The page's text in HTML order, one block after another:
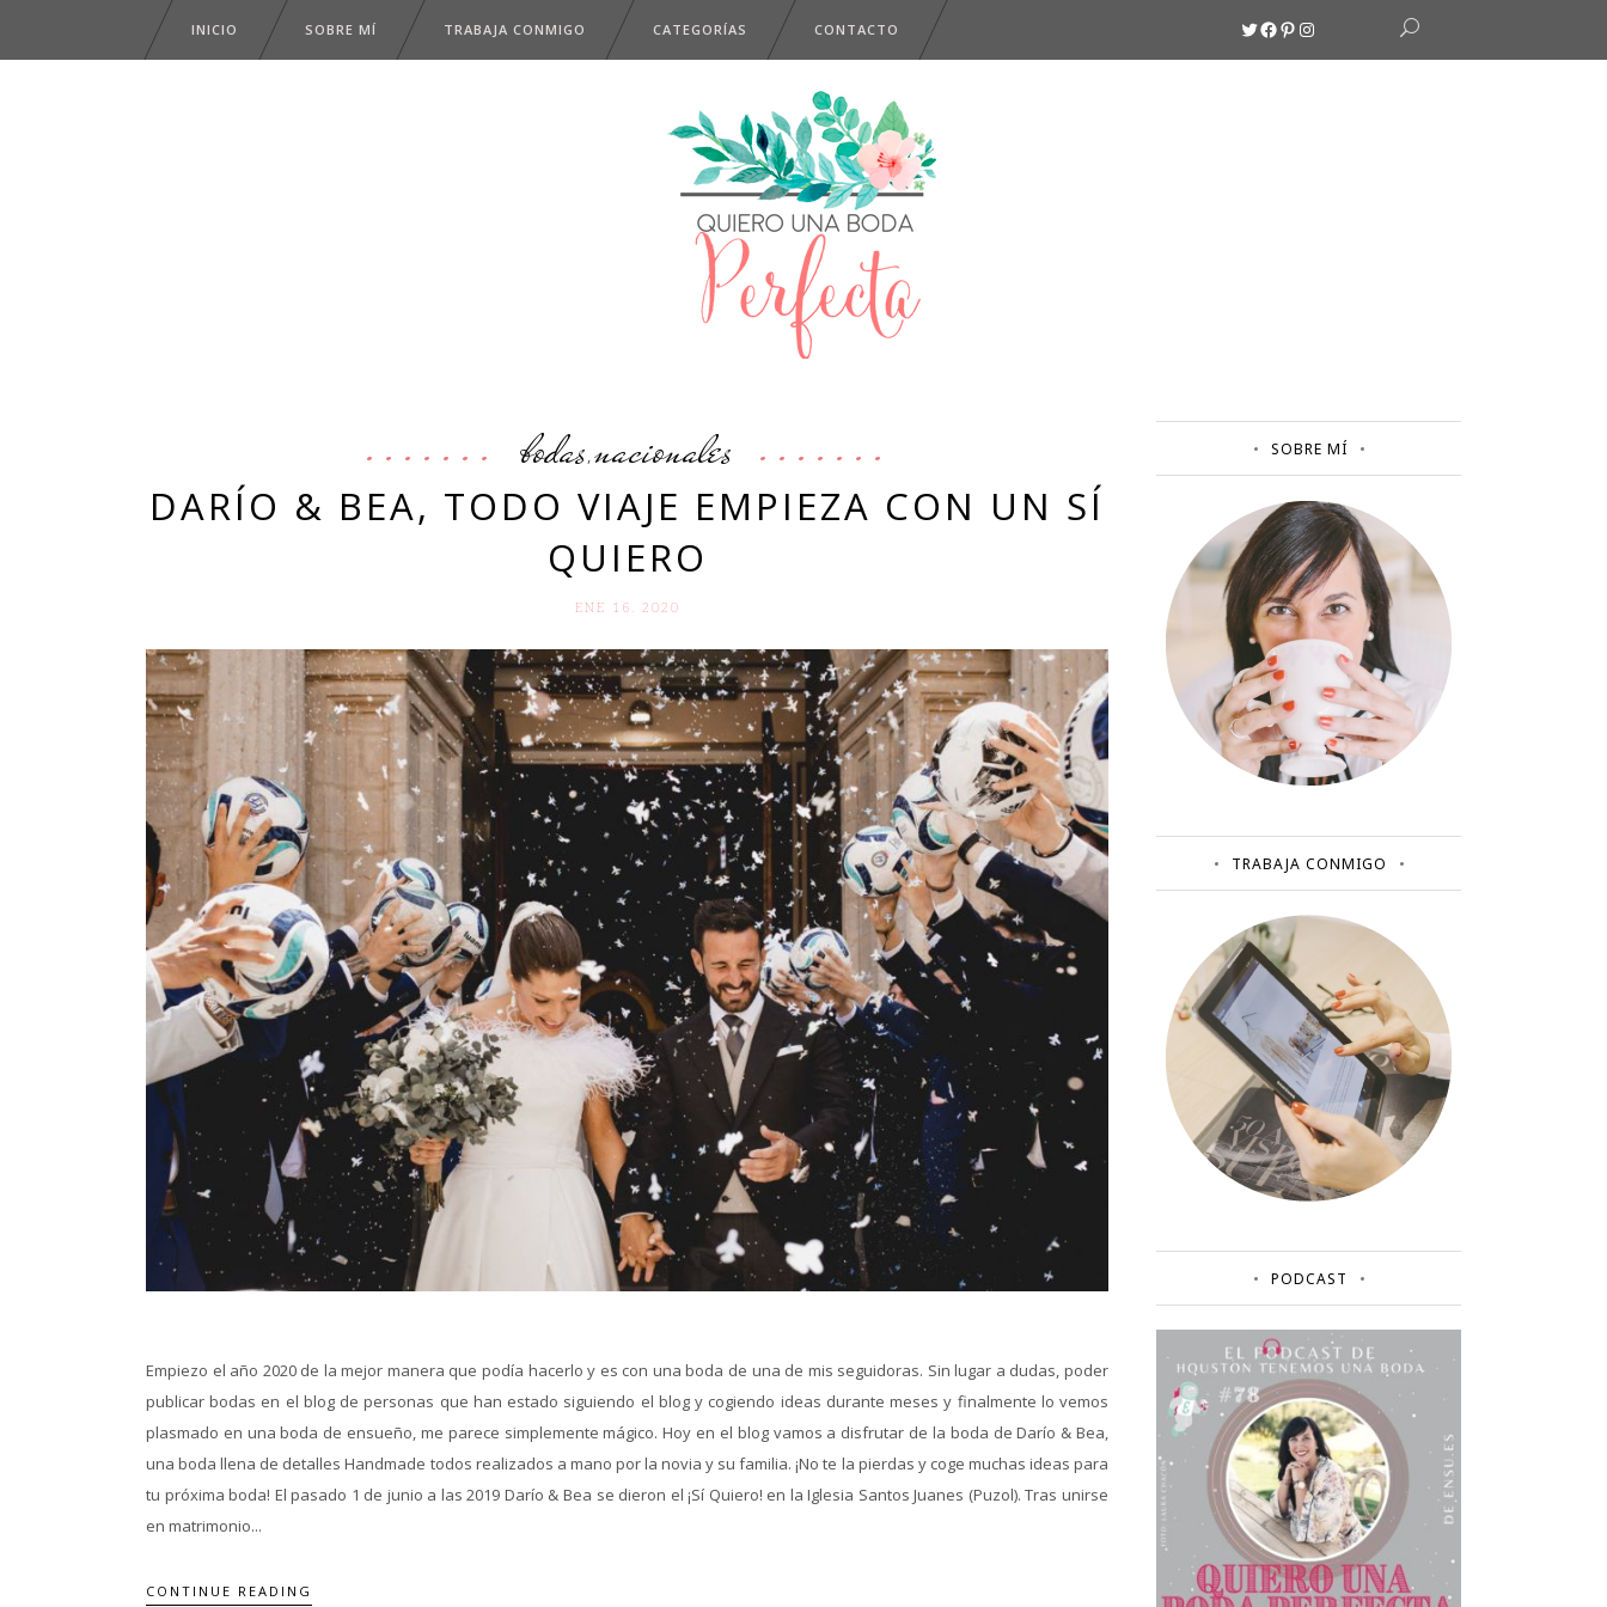
INICIO SOBRE MÍ TRABAJA CONMIGO CATEGORÍAS CONTACTO Twitter
Facebook
Pinterest
Instagram
bodas,nacionales
DARÍO & BEA, TODO VIAJE EMPIEZA CON UN SÍ
QUIERO
ENE 16. 2020
Empiezo el año 2020 de la mejor manera que podía hacerlo y es con una boda de una de mis seguidoras. Sin lugar a dudas, poder
publicar bodas en el blog de personas que han estado siguiendo el blog y cogiendo ideas durante meses y finalmente lo vemos
plasmado en una boda de ensueño, me parece simplemente mágico. Hoy en el blog vamos a disfrutar de la boda de Darío & Bea,
una boda llena de detalles Handmade todos realizados a mano por la novia y su familia. ¡No te la pierdas y coge muchas ideas para
tu próxima boda! El pasado 1 de junio a las 2019 Darío & Bea se dieron el ¡Sí Quiero! en la Iglesia Santos Juanes (Puzol). Tras unirse
en matrimonio...
CONTINUE READING
SOBRE MÍ
TRABAJA CONMIGO
PODCAST